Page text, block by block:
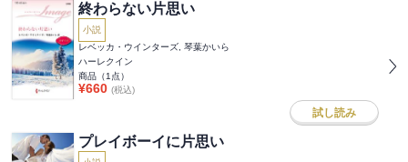
終わらない片思い
小説
レベッカ・ウインターズ, 琴葉かいら
ハーレクイン
商品（1 点）
¥660 (税込)
試し読み
プレイボーイに片思い